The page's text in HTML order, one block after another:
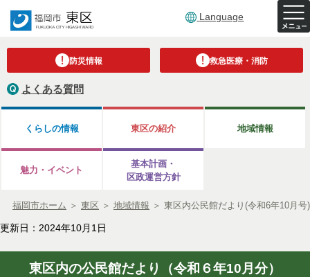
Language
防災情報 救急医療・消防
よくある質問
くらしの情報 東区の紹介 地域情報
魅力・イベント
基本計画・
区政運営方針
福岡市ホーム ＞ 東区 ＞ 地域情報 ＞ 東区内公民館だより(令和6年10月号)
更新日：2024年10月1日
東区内の公民館だより（令和６年10月分）